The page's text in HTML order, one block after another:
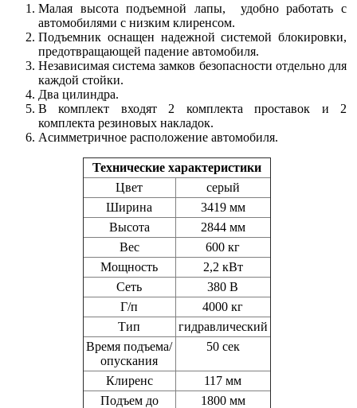
Малая высота подъемной лапы, удобно работать с
автомобилями с низким клиренсом.
Подъемник оснащен надежной системой блокировки,
предотвращающей падение автомобиля.
Независимая система замков безопасности отдельно для
каждой стойки.
Два цилиндра.
В комплект входят 2 комплекта проставок и 2
комплекта резиновых накладок.
Асимметричное расположение автомобиля.
Технические характеристики
Цвет
серый
Ширина
3419 мм
Высота
2844 мм
Вес
600 кг
Мощность
2,2 кВт
Сеть
380 В
Г/п
4000 кг
Тип
гидравлический
Время подъема/
опускания
50 сек
Клиренс
117 мм
Подъем до
1800 мм